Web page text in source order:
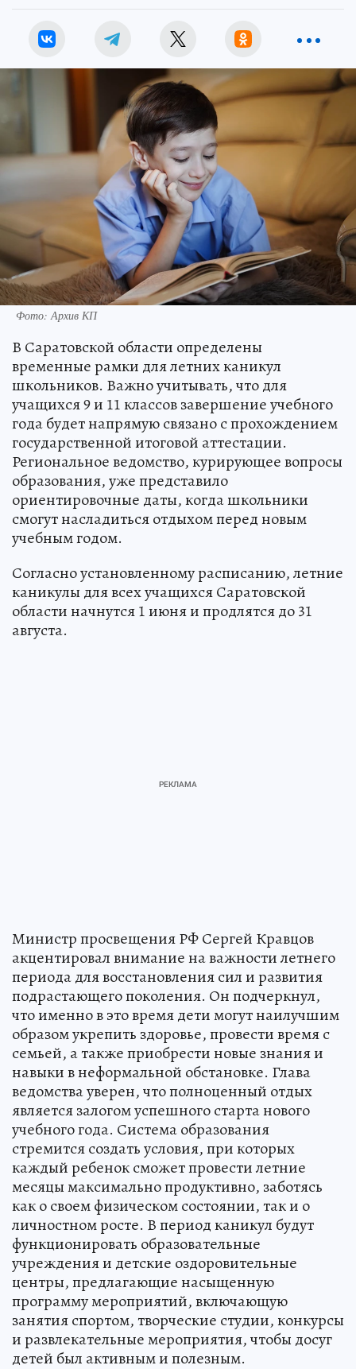
Фото: Архив КП
В Саратовской области определены
временные рамки для летних каникул
школьников. Важно учитывать, что для
учащихся 9 и 11 классов завершение учебного
года будет напрямую связано с прохождением
государственной итоговой аттестации.
Региональное ведомство, курирующее вопросы
образования, уже представило
ориентировочные даты, когда школьники
смогут насладиться отдыхом перед новым
учебным годом.
Согласно установленному расписанию, летние
каникулы для всех учащихся Саратовской
области начнутся 1 июня и продлятся до 31
августа.
Министр просвещения РФ Сергей Кравцов
акцентировал внимание на важности летнего
периода для восстановления сил и развития
подрастающего поколения. Он подчеркнул,
что именно в это время дети могут наилучшим
образом укрепить здоровье, провести время с
семьей, а также приобрести новые знания и
навыки в неформальной обстановке. Глава
ведомства уверен, что полноценный отдых
является залогом успешного старта нового
учебного года. Система образования
стремится создать условия, при которых
каждый ребенок сможет провести летние
месяцы максимально продуктивно, заботясь
как о своем физическом состоянии, так и о
личностном росте. В период каникул будут
функционировать образовательные
учреждения и детские оздоровительные
центры, предлагающие насыщенную
программу мероприятий, включающую
занятия спортом, творческие студии, конкурсы
и развлекательные мероприятия, чтобы досуг
детей был активным и полезным.